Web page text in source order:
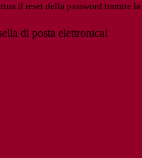
il reset della password tramite la
di posta elettronica!